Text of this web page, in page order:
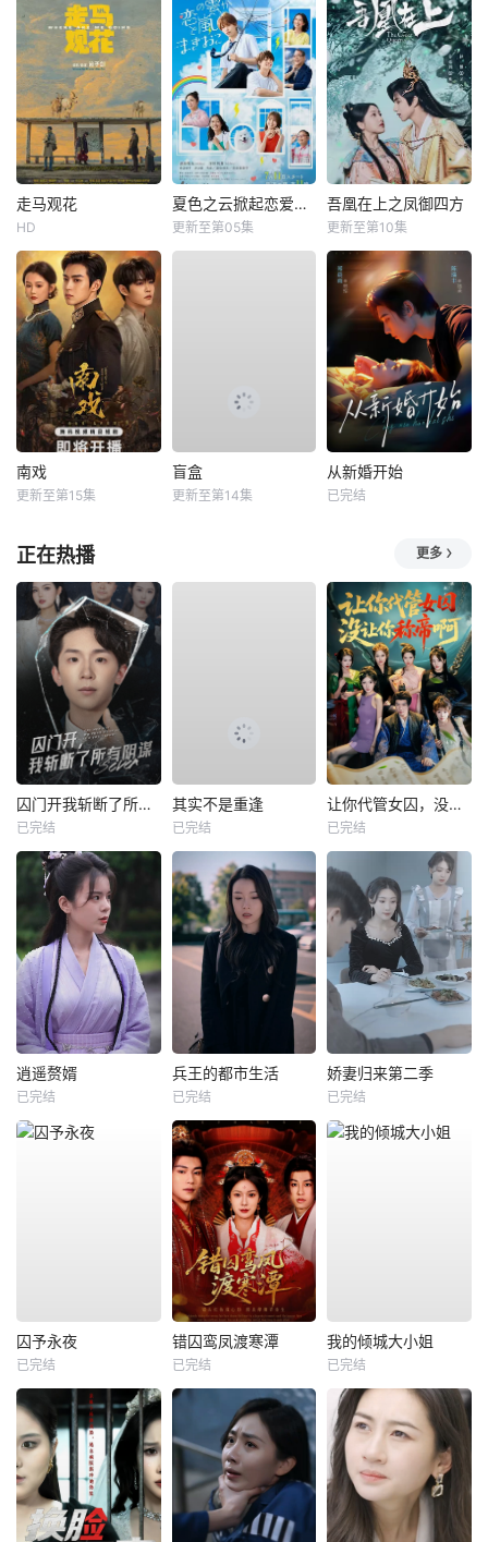
走马观花
HD
夏色之云掀起恋爱与风暴
更新至第05集
吾凰在上之凤御四方
更新至第10集
南戏
更新至第15集
盲盒
更新至第14集
从新婚开始
已完结
正在热播 更多
囚门开我斩断了所有阴谋
已完结
其实不是重逢
已完结
让你代管女囚，没让你称帝啊
已完结
逍遥赘婿
已完结
兵王的都市生活
已完结
娇妻归来第二季
已完结
囚予永夜
已完结
错囚鸾凤渡寒潭
已完结
我的倾城大小姐
已完结